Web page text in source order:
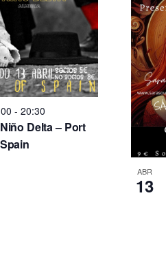
-20:30
Delta – Port
ABR
13